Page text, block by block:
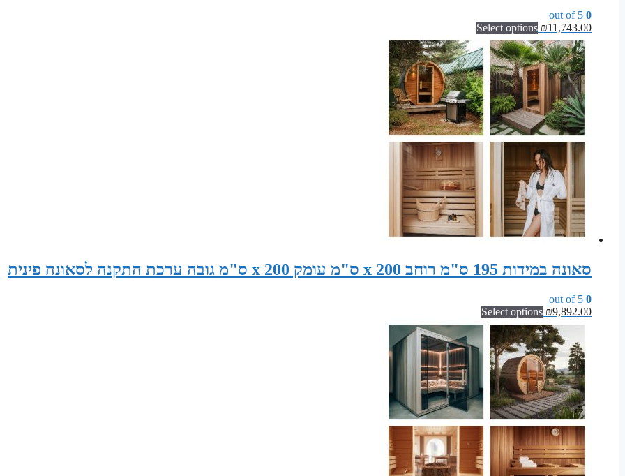
0
₪11,743.00
Select options
סאונה במידות 195 ס"מ רוחב x 200 ס"מ עומק x 200 ס"מ גובה ערכת התקנה לסאונה פינית
0
₪9,892.00
Select options